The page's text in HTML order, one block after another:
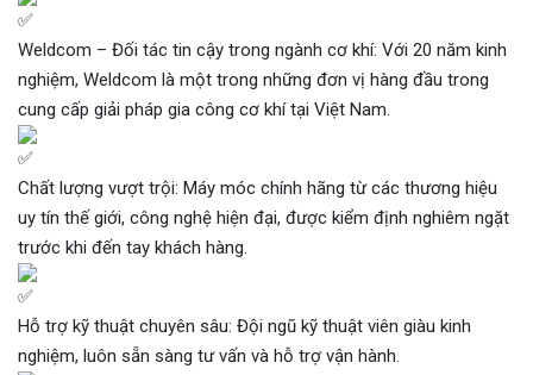
Weldcom – Đối tác tin cậy trong ngành cơ khí: Với 20 năm kinh
nghiệm, Weldcom là một trong những đơn vị hàng đầu trong
cung cấp giải pháp gia công cơ khí tại Việt Nam.
Chất lượng vượt trội: Máy móc chính hãng từ các thương hiệu
uy tín thế giới, công nghệ hiện đại, được kiểm định nghiêm ngặt
trước khi đến tay khách hàng.
Hỗ trợ kỹ thuật chuyên sâu: Đội ngũ kỹ thuật viên giàu kinh
nghiệm, luôn sẵn sàng tư vấn và hỗ trợ vận hành.